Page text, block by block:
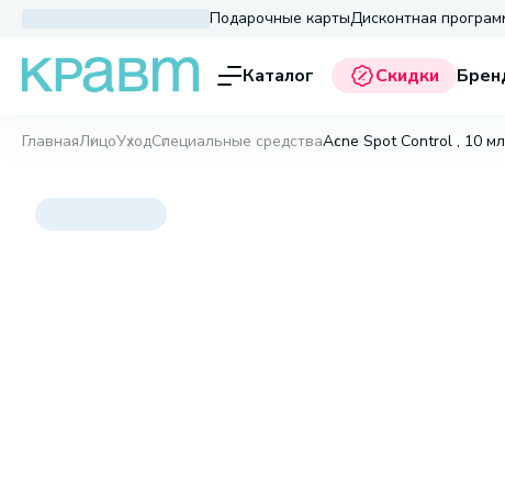
Подарочные картыДисконтная
Каталог Скидки
ГлавнаяЛицоУходСпециальные средстваAcne Spot Control , 10 мл